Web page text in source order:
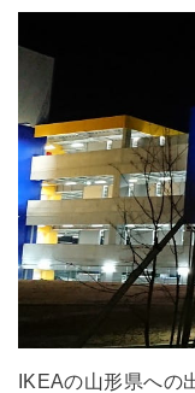
IKEAの山形県への